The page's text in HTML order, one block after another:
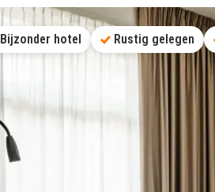
Bijzonder hotel Rustig gelegen